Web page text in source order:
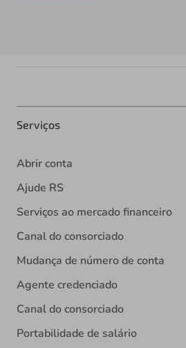
Serviços
Abrir conta
Ajude RS
Serviços ao mercado financeiro
Canal do consorciado
Mudança de número de conta
Agente credenciado
Canal do consorciado
Portabilidade de salário